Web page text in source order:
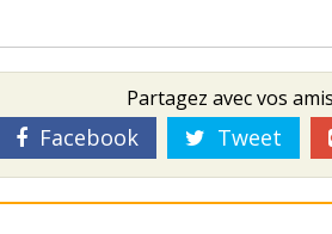
Partagez avec vos
Facebook Tweet